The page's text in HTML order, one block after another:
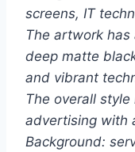
screens, IT
The artwork
deep matte
and vibrant
The overall
advertising with
Background: